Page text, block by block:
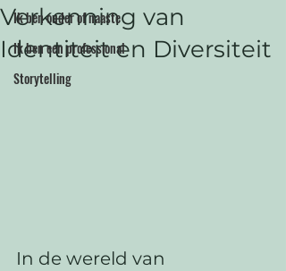
Ik ben ouder of naaste
Ik ben een professional
Storytelling
Verkenning van
Identiteit en Diversiteit
In de wereld van